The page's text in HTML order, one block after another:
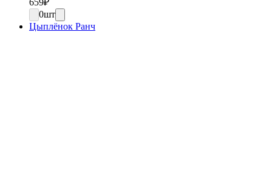
0шт
Цыплёнок Ранч